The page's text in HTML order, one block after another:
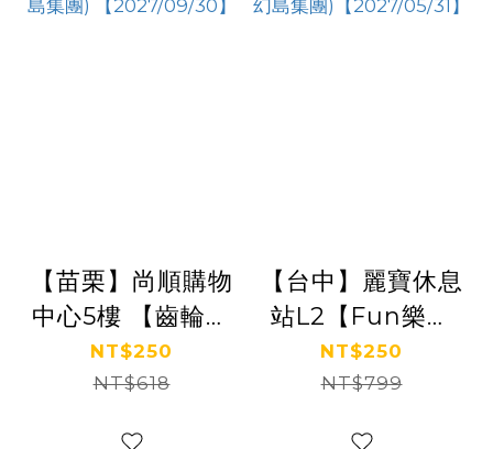
【苗栗】尚順購物
中心5樓 【齒輪城
市】(追風奇幻島
集團)
NT$250
NT$618
【台中】麗寶休息
站L2【Fun樂星
球】(追風奇幻島
集團)
NT$250
NT$799